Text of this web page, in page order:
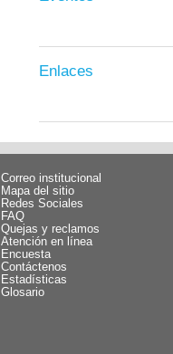
Enlaces
Correo institucional
Mapa del sitio
Redes Sociales
FAQ
Quejas y reclamos
Atención en línea
Encuesta
Contáctenos
Estadísticas
Glosario